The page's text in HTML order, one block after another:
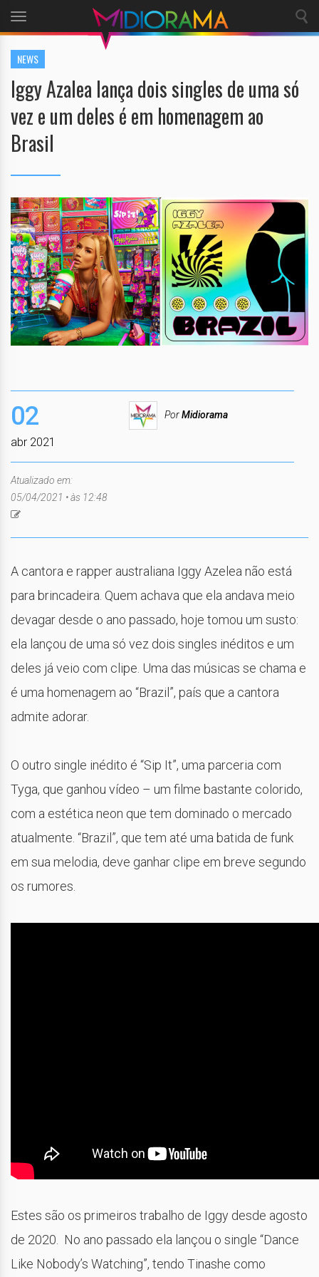
Toggle
navigation
NEWS
Iggy Azalea lança dois singles de uma só
vez e um deles é em homenagem ao
Brasil
02
abr 2021
PorMidiorama
Atualizado em:
05/04/2021 • às 12:48
A cantora e rapper australiana Iggy Azelea não está
para brincadeira. Quem achava que ela andava meio
devagar desde o ano passado, hoje tomou um susto:
ela lançou de uma só vez dois singles inéditos e um
deles já veio com clipe. Uma das músicas se chama e
é uma homenagem ao “Brazil”, país que a cantora
admite adorar.
O outro single inédito é “Sip It”, uma parceria com
Tyga, que ganhou vídeo – um filme bastante colorido,
com a estética neon que tem dominado o mercado
atualmente. “Brazil”, que tem até uma batida de funk
em sua melodia, deve ganhar clipe em breve segundo
os rumores.
Estes são os primeiros trabalho de Iggy desde agosto
de 2020. No ano passado ela lançou o single “Dance
Like Nobody’s Watching”, tendo Tinashe como